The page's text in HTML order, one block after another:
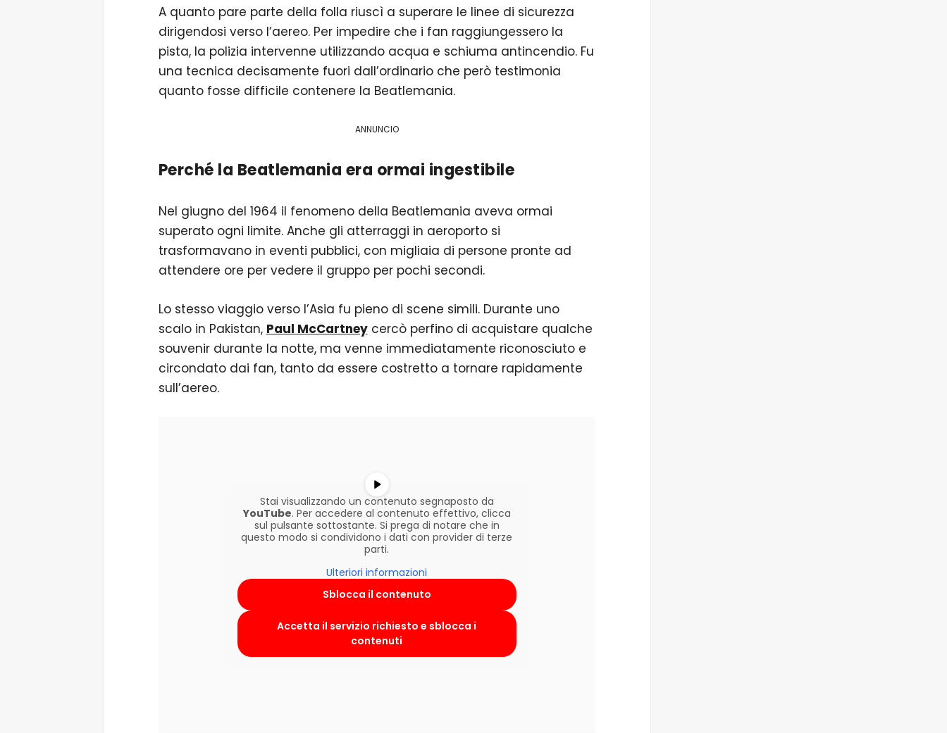
A quanto pare parte della folla riuscì a superare le linee di sicurezza
dirigendosi verso l’aereo. Per impedire che i fan raggiungessero la
pista, la polizia intervenne utilizzando acqua e schiuma antincendio. Fu
una tecnica decisamente fuori dall’ordinario che però testimonia
quanto fosse difficile contenere la Beatlemania.
ANNUNCIO
Perché la Beatlemania era ormai ingestibile
Nel giugno del 1964 il fenomeno della Beatlemania aveva ormai
superato ogni limite. Anche gli atterraggi in aeroporto si
trasformavano in eventi pubblici, con migliaia di persone pronte ad
attendere ore per vedere il gruppo per pochi secondi.
Lo stesso viaggio verso l’Asia fu pieno di scene simili. Durante uno
scalo in Pakistan, Paul McCartneycercò perfino di acquistare qualche
souvenir durante la notte, ma venne immediatamente riconosciuto e
circondato dai fan, tanto da essere costretto a tornare rapidamente
sull’aereo.
Stai visualizzando un contenuto segnaposto da
YouTube. Per accedere al contenuto effettivo, clicca
sul pulsante sottostante. Si prega di notare che in
questo modo si condividono i dati con provider di terze
parti.
Ulteriori informazioni
Sblocca il contenuto
Accetta il servizio richiesto e sblocca i
contenuti